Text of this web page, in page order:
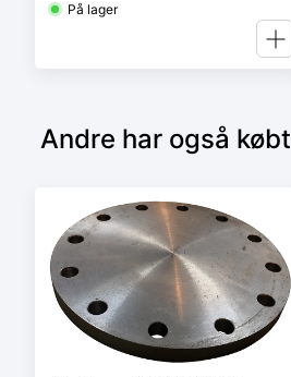
På lager
Andre har også købt